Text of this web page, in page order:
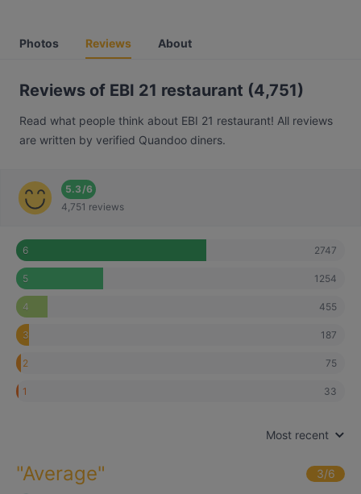
Photos Reviews About
Reviews of EBI 21 restaurant (4,751)
Read what people think about EBI 21 restaurant! All reviews
are written by verified Quandoo diners.
5.3/6
4,751 reviews
6 2747
5 1254
4 455
3 187
2 75
1 33
Most recent
"Average" 3/6